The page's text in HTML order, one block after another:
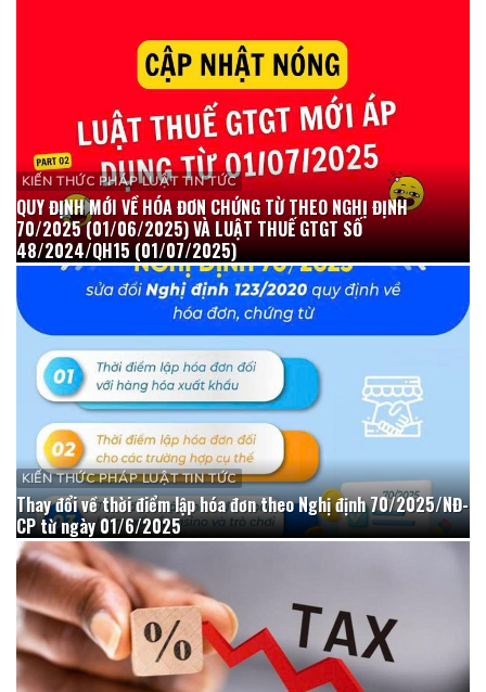
KIẾN THỨC PHÁP LUẬT TIN TỨC
QUY ĐỊNH MỚI VỀ HÓA ĐƠN CHỨNG TỪ THEO NGHỊ ĐỊNH
70/2025 (01/06/2025) VÀ LUẬT THUẾ GTGT SỐ
48/2024/QH15 (01/07/2025)
KIẾN THỨC PHÁP LUẬT TIN TỨC
Thay đổi về thời điểm lập hóa đơn theo Nghị định 70/2025/NĐ-
CP từ ngày 01/6/2025